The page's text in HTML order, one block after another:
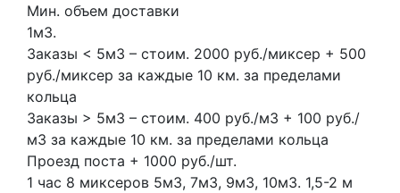
Мин. объем доставки
1м3.
Заказы < 5м3 – стоим. 2000 руб./миксер + 500
руб./миксер за каждые 10 км. за пределами
кольца
Заказы > 5м3 – стоим. 400 руб./м3 + 100 руб./
м3 за каждые 10 км. за пределами кольца
Проезд поста + 1000 руб./шт.
1 час 8 миксеров 5м3, 7м3, 9м3, 10м3. 1,5-2 м